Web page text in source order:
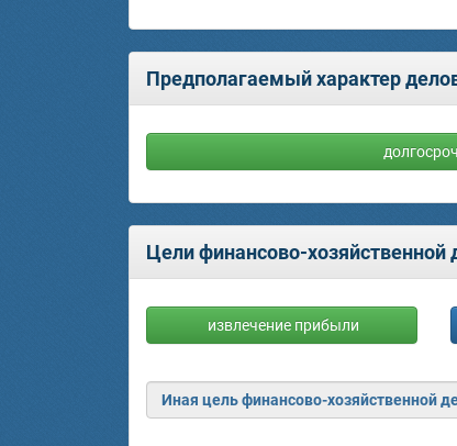
Предполагаемый характер
Цели финансово-хозяйственной
извлечение прибыли
Иная цель финансово-хозяйственной